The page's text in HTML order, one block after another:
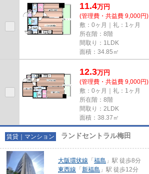
11.4万円
(管理費・共益費 9,000円)
敷：0ヶ月｜礼：1ヶ月
所在階：8階
間取り：1LDK
面積：34.85㎡
12.3万円
(管理費・共益費 9,000円)
敷：0ヶ月｜礼：1ヶ月
所在階：8階
間取り：2LDK
面積：38.37㎡
賃貸｜マンション ランドセントラル梅田
大阪環状線 「 福島 」駅 徒歩8分
東西線 「 新福島 」駅 徒歩12分